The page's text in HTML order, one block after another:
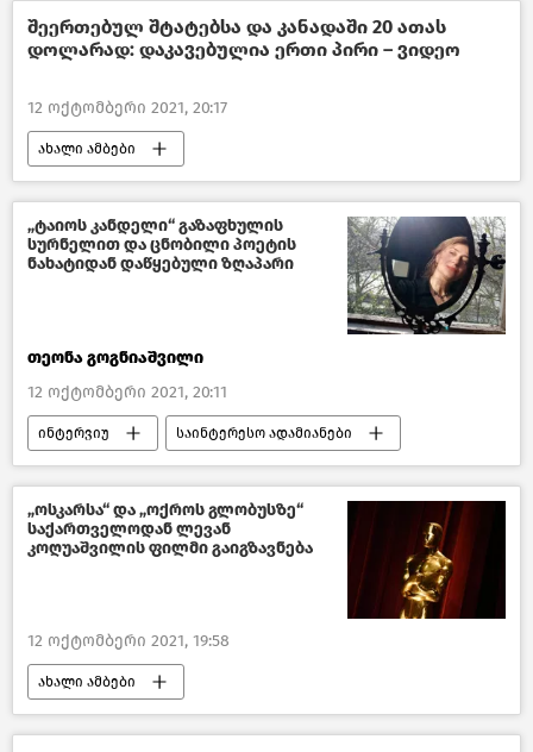
შეერთებულ შტატებსა და კანადაში 20 ათას
დოლარად: დაკავებულია ერთი პირი – ვიდეო
12 ოქტომბერი 2021, 20:17
ახალი ამბები
შემთხვევები საქართველოში
„ტაიოს კანდელი“ გაზაფხულის
სურნელით და ცნობილი პოეტის
ნახატიდან დაწყებული ზღაპარი
თეონა გოგნიაშვილი
12 ოქტომბერი 2021, 20:11
ინტერვიუ საინტერესო ადამიანები
ეს საინტერესოა
„ოსკარსა“ და „ოქროს გლობუსზე“
საქართველოდან ლევან
კოღუაშვილის ფილმი გაიგზავნება
12 ოქტომბერი 2021, 19:58
ახალი ამბები
კულტურა საქართველოში